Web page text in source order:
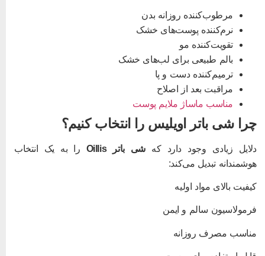
مرطوب‌کننده روزانه بدن
نرم‌کننده پوست‌های خشک
تقویت‌کننده مو
بالم طبیعی برای لب‌های خشک
ترمیم‌کننده دست و پا
مراقبت بعد از اصلاح
مناسب ماساژ ملایم پوست
شی باتر اویلیس را انتخاب کنیم؟
زیادی وجود دارد کهشی باتر Oillis
را به یک انتخاب
تبدیل می‌کند:
بالای مواد اولیه
سالم و ایمن
مصرف روزانه